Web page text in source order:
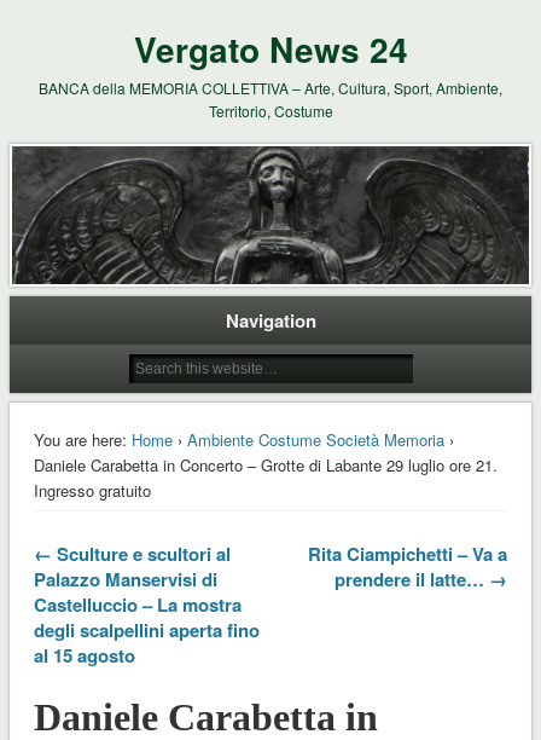
Vergato News 24
BANCA della MEMORIA COLLETTIVA – Arte, Cultura, Sport, Ambiente,
Territorio, Costume
Navigation
You are here: Home› Ambiente Costume Società Memoria›
Daniele Carabetta in Concerto – Grotte di Labante 29 luglio ore 21.
Ingresso gratuito
← Sculture e scultori al
Palazzo Manservisi di
Castelluccio – La mostra
degli scalpellini aperta fino
al 15 agosto
Rita Ciampichetti – Va a
prendere il latte… →
Daniele Carabetta in